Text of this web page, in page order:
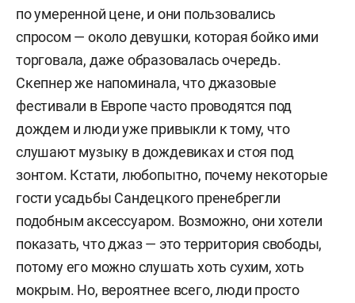
по умеренной цене, и они пользовались
спросом — около девушки, которая бойко ими
торговала, даже образовалась очередь.
Скепнер же напоминала, что джазовые
фестивали в Европе часто проводятся под
дождем и люди уже привыкли к тому, что
слушают музыку в дождевиках и стоя под
зонтом. Кстати, любопытно, почему некоторые
гости усадьбы Сандецкого пренебрегли
подобным аксессуаром. Возможно, они хотели
показать, что джаз — это территория свободы,
потому его можно слушать хоть сухим, хоть
мокрым. Но, вероятнее всего, люди просто